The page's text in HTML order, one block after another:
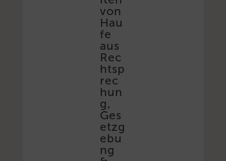
von
Hau
fe
aus
Rec
htsp
rec
hun
g,
Ges
etzg
ebu
ng